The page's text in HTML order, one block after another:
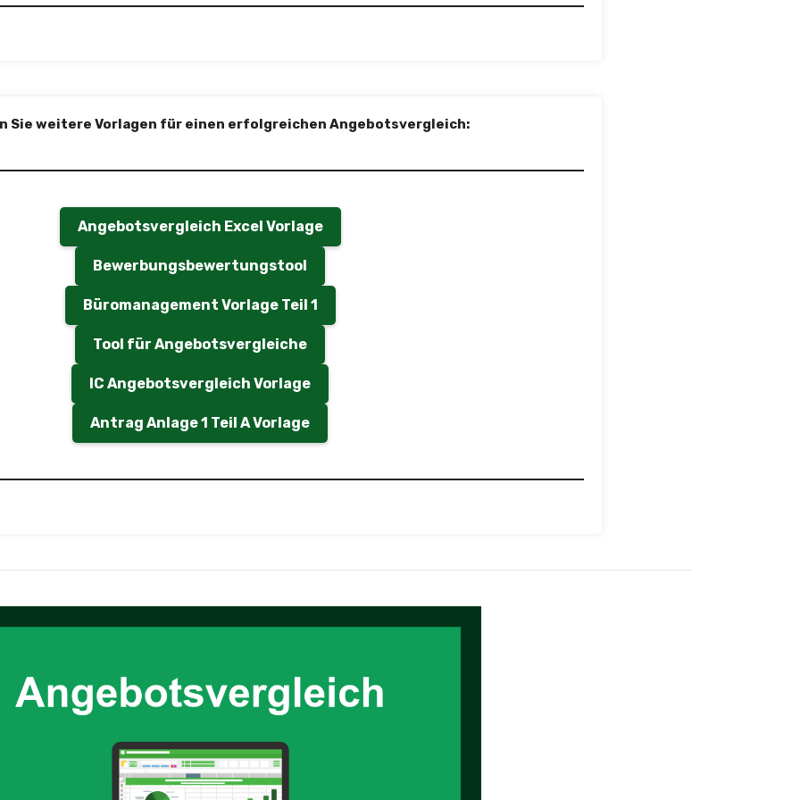
Sie weitere Vorlagen für einen erfolgreichen Angebotsvergleich:
Angebotsvergleich Excel Vorlage
Bewerbungsbewertungstool
Büromanagement Vorlage Teil 1
Tool für Angebotsvergleiche
IC Angebotsvergleich Vorlage
Antrag Anlage 1 Teil A Vorlage